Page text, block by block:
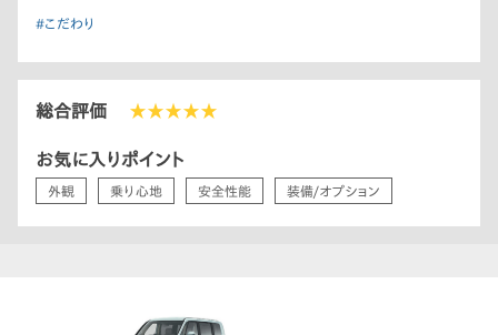
ことになりました。実際に行ってみると説明も丁寧でしたし、こち
き、一回の商談で購入を決めました。こうして振り返ってみると車
の性能とかよりもディーラーさんの対応が購入の決め手になっ
たのかな、と思います。もちろん車の性能にも、満足しています。
特にバックドアのわくわくゲートは、後ろにあまりスペースのな
い場所でも荷物の出し入れが楽にできますし、車の両サイドが狭
くてドアが開けれない場所でも後ろから乗り降りできるので重宝
#こだわり
総合評価 ★★★★★
お気に入りポイント
外観 乗り心地 安全性能 装備/オプション